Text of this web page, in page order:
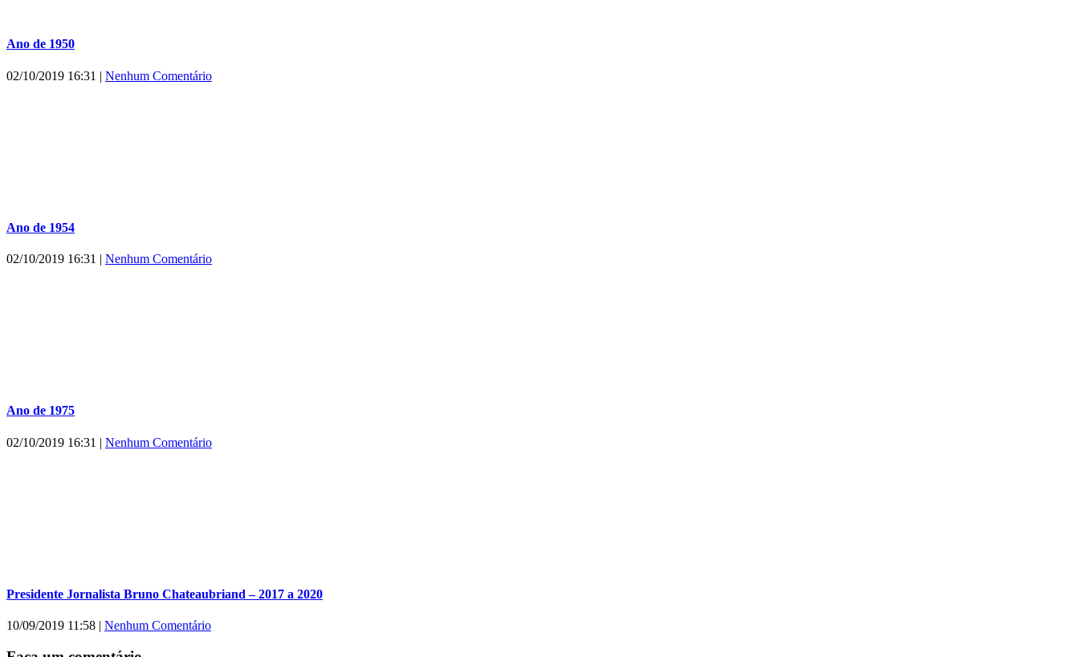
Ano de 1950
02/10/2019 16:31 | Nenhum Comentário
Ano de 1954
02/10/2019 16:31 | Nenhum Comentário
Ano de 1975
02/10/2019 16:31 | Nenhum Comentário
Presidente Jornalista Bruno Chateaubriand – 2017 a 2020
10/09/2019 11:58 | Nenhum Comentário